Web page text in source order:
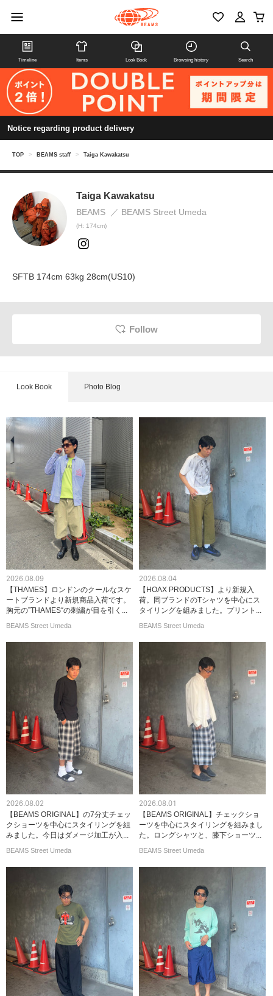
Timeline Items Look Book Browsing history Search
Notice regarding product delivery
TOP > BEAMS staff > Taiga Kawakatsu
Taiga Kawakatsu
BEAMS BEAMS Street Umeda
(H: 174cm)
SFTB 174cm 63kg 28cm(US10)
Follow
Look Book Photo Blog
2026.08.09
【THAMES】ロンドンのクールなスケ
ートブランドより新規商品入荷です。
胸元の”THAMES“の刺繍が目を引く...
BEAMS Street Umeda
2026.08.04
【HOAX PRODUCTS】より新規入
荷。同ブランドのTシャツを中心にス
タイリングを組みました。プリント...
BEAMS Street Umeda
2026.08.02
【BEAMS ORIGINAL】の7分丈チェッ
クショーツを中心にスタイリングを組
みました。今日はダメージ加工が入...
BEAMS Street Umeda
2026.08.01
【BEAMS ORIGINAL】チェックショ
ーツを中心にスタイリングを組みまし
た。ロングシャツと、膝下ショーツ...
BEAMS Street Umeda